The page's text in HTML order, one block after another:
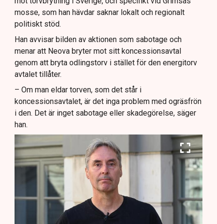
mosse, som han hävdar saknar lokalt och regionalt
politiskt stöd.
Han avvisar bilden av aktionen som sabotage och
menar att Neova bryter mot sitt koncessionsavtal
genom att bryta odlingstorv i stället för den energitorv
avtalet tillåter.
– Om man eldar torven, som det står i
koncessionsavtalet, är det inga problem med ogräsfrön
i den. Det är inget sabotage eller skadegörelse, säger
han.